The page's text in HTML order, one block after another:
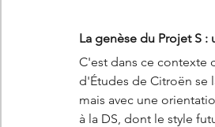
La genèse du Projet S
C'est dans ce contexte
d'Études de Citroën se
mais avec une
à la DS, dont le style